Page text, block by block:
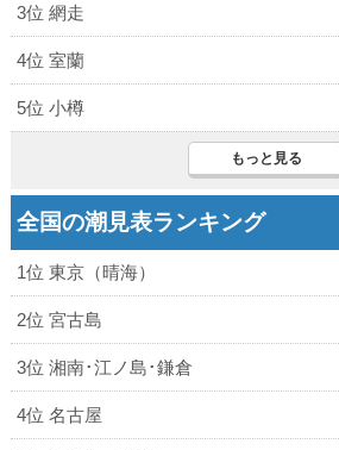
3位 網走
4位 室蘭
5位 小樽
もっと見る
全国の潮見表ランキング
1位 東京（晴海）
2位 宮古島
3位 湘南･江ノ島･鎌倉
4位 名古屋